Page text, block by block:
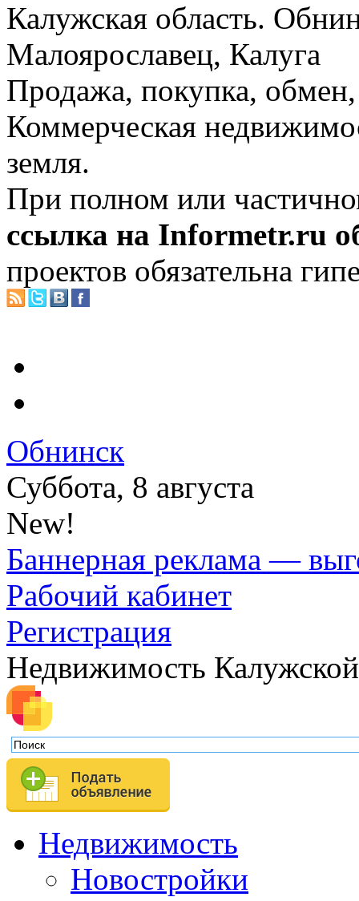
Калужская область.
Малоярославец, Калуга
Продажа, покупка, обмен,
Коммерческая
земля.
При полном или
ссылка на Informetr.ru
проектов обязательна
Обнинск
Суббота, 8 августа
New!
Баннерная реклама —
Рабочий кабинет
Регистрация
Недвижимость
Недвижимость
Новостройки